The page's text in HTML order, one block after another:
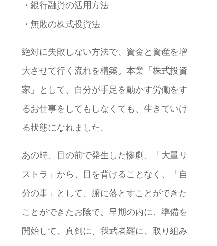
・銀行融資の活用方法
・無敗の株式投資法
絶対に失敗しない方法で、資金と資産を増
大させて行く流れを構築。本業「株式投資
家」として、自分が手足を動かす労働をす
るお仕事をしてもしなくても、生きていけ
る状態になれました。
あの時、目の前で発生した惨劇、「大量リ
ストラ」から、目を背けることなく、「自
分の事」として、腑に落とすことができた
ことができたお陰で。早期の内に、準備を
開始して、真剣に、我武者羅に、取り組み